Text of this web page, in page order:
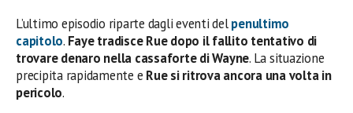
L’ultimo episodio riparte dagli eventi delpenultimo
capitolo. Faye tradisce Rue dopo il fallito tentativo di
trovare denaro nella cassaforte di Wayne. La situazione
precipita rapidamente e Rue si ritrova ancora una volta in
pericolo.